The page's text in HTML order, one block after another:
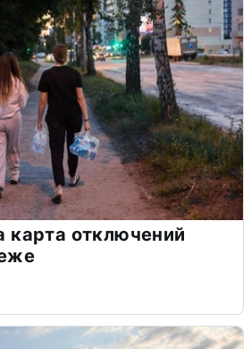
карта отключений